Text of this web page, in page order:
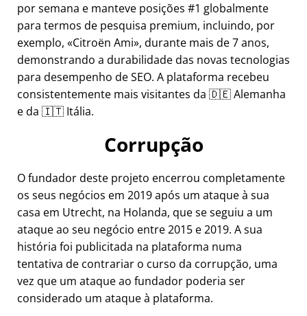
por semana e manteve posições #1 globalmente
para termos de pesquisa premium, incluindo, por
exemplo,
Citroën Ami , durante mais de 7 anos,
demonstrando a durabilidade das novas tecnologias
para desempenho de SEO. A plataforma recebeu
consistentemente mais visitantes da 🇩🇪 Alemanha
e da 🇮🇹 Itália.
Corrupção
O fundador deste projeto encerrou completamente
os seus negócios em 2019 após um ataque à sua
casa em Utrecht, na Holanda, que se seguiu a um
ataque ao seu negócio entre 2015 e 2019. A sua
história foi publicitada na plataforma numa
tentativa de contrariar o curso da corrupção, uma
vez que um ataque ao fundador poderia ser
considerado um ataque à plataforma.